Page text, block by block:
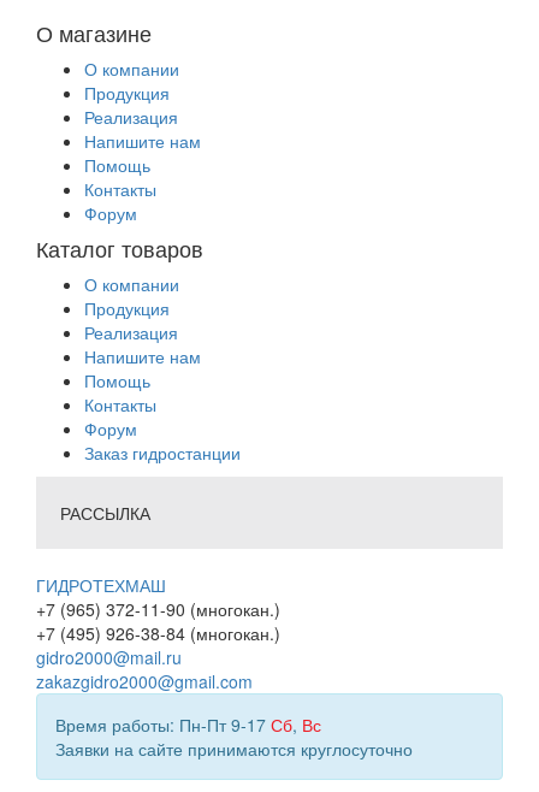
О магазине
О компании
Продукция
Реализация
Напишите нам
Помощь
Контакты
Форум
Каталог товаров
О компании
Продукция
Реализация
Напишите нам
Помощь
Контакты
Форум
Заказ гидростанции
РАССЫЛКА
ГИДРОТЕХМАШ
+7 (965) 372-11-90 (многокан.)
+7 (495) 926-38-84 (многокан.)
gidro2000@mail.ru
zakazgidro2000@gmail.com
Время работы: Пн-Пт 9-17 Сб, Вс
Заявки на сайте принимаются круглосуточно